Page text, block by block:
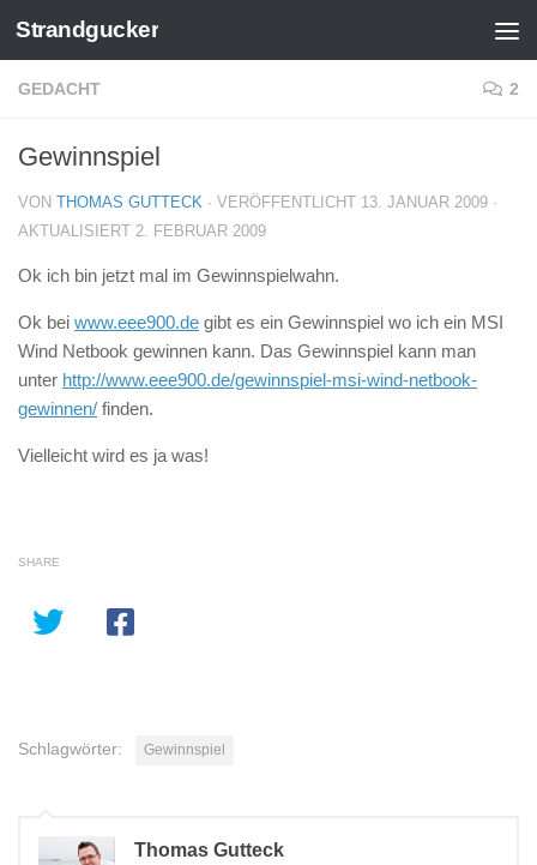
Zum Inhalt springen
Strandgucker
GEDACHT 2
Gewinnspiel
VON THOMAS GUTTECK · VERÖFFENTLICHT 13. JANUAR 2009 ·
AKTUALISIERT 2. FEBRUAR 2009
Ok ich bin jetzt mal im Gewinnspielwahn.
Ok bei www.eee900.de gibt es ein Gewinnspiel wo ich ein MSI
Wind Netbook gewinnen kann. Das Gewinnspiel kann man
unter http://www.eee900.de/gewinnspiel-msi-wind-netbook-
gewinnen/ finden.
Vielleicht wird es ja was!
SHARE
Schlagwörter: Gewinnspiel
Thomas Gutteck